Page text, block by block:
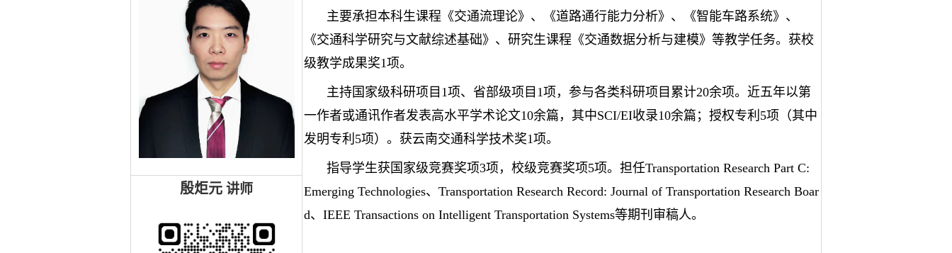
主要承担本科生课程《交通流理论》、《道路通行能力分析》、《智能车路系统》、
《交通科学研究与文献综述基础》、研究生课程《交通数据分析与建模》等教学任务。获校
级教学成果奖1项。
主持国家级科研项目1项、省部级项目1项，参与各类科研项目累计20余项。近五年以第
一作者或通讯作者发表高水平学术论文10余篇，其中SCI/EI收录10余篇；授权专利5项（其中
发明专利5项）。获云南交通科学技术奖1项。
指导学生获国家级竞赛奖项3项，校级竞赛奖项5项。担任Transportation Research Part C:
Emerging Technologies、Transportation Research Record: Journal of Transportation Research Boar
d、IEEE Transactions on Intelligent Transportation Systems等期刊审稿人。
殷炬元 讲师